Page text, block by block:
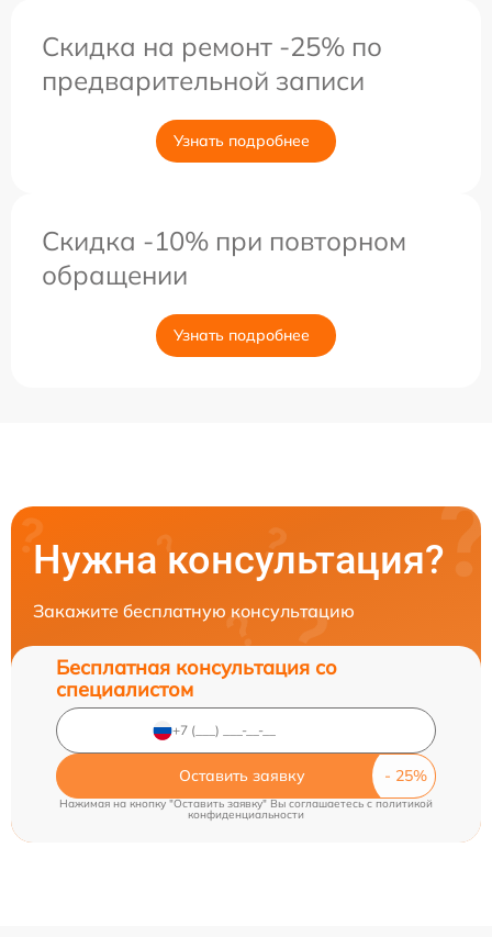
Скидка на ремонт -25% по
предварительной записи
Узнать подробнее
Скидка -10% при повторном
обращении
Узнать подробнее
Нужна консультация?
Закажите бесплатную консультацию
Бесплатная консультация со
специалистом
Оставить заявку
Нажимая на кнопку "Оставить заявку" Вы соглашаетесь cполитикой
конфиденциальности